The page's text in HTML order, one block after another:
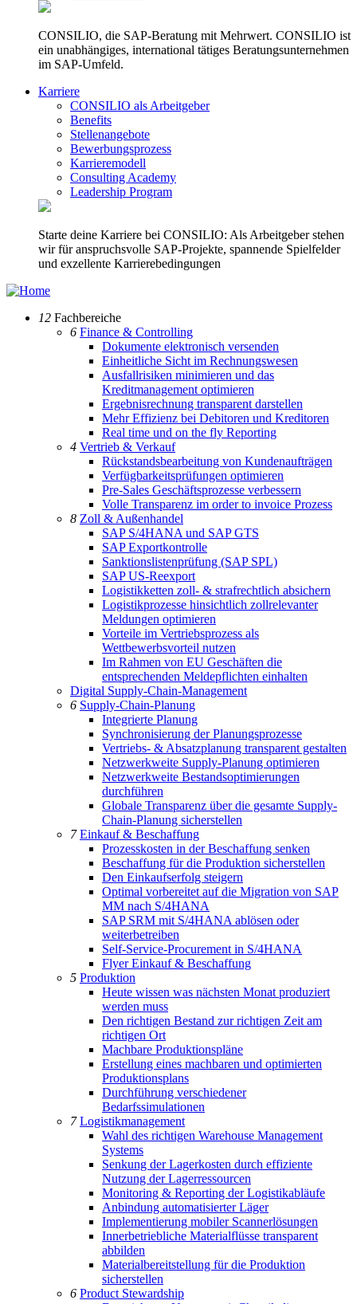
CONSILIO, die SAP-Beratung mit Mehrwert. CONSILIO ist
ein unabhängiges, international tätiges Beratungsunternehmen
im SAP-Umfeld.
Karriere
CONSILIO als Arbeitgeber
Benefits
Stellenangebote
Bewerbungsprozess
Karrieremodell
Consulting Academy
Leadership Program
Starte deine Karriere bei CONSILIO: Als Arbeitgeber stehen
wir für anspruchsvolle SAP-Projekte, spannende Spielfelder
und exzellente Karrierebedingungen
12 Fachbereiche
6 Finance & Controlling
Dokumente elektronisch versenden
Einheitliche Sicht im Rechnungswesen
Ausfallrisiken minimieren und das
Kreditmanagement optimieren
Ergebnisrechnung transparent darstellen
Mehr Effizienz bei Debitoren und Kreditoren
Real time und on the fly Reporting
4 Vertrieb & Verkauf
Rückstandsbearbeitung von Kundenaufträgen
Verfügbarkeitsprüfungen optimieren
Pre-Sales Geschäftsprozesse verbessern
Volle Transparenz im order to invoice Prozess
8 Zoll & Außenhandel
SAP S/4HANA und SAP GTS
SAP Exportkontrolle
Sanktionslistenprüfung (SAP SPL)
SAP US-Reexport
Logistikketten zoll- & strafrechtlich absichern
Logistikprozesse hinsichtlich zollrelevanter
Meldungen optimieren
Vorteile im Vertriebsprozess als
Wettbewerbsvorteil nutzen
Im Rahmen von EU Geschäften die
entsprechenden Meldepflichten einhalten
Digital Supply-Chain-Management
6 Supply-Chain-Planung
Integrierte Planung
Synchronisierung der Planungsprozesse
Vertriebs- & Absatzplanung transparent gestalten
Netzwerkweite Supply-Planung optimieren
Netzwerkweite Bestandsoptimierungen
durchführen
Globale Transparenz über die gesamte Supply-
Chain-Planung sicherstellen
7Einkauf & Beschaffung
Prozesskosten in der Beschaffung senken
Beschaffung für die Produktion sicherstellen
Den Einkaufserfolg steigern
Optimal vorbereitet auf die Migration von SAP
MM nach S/4HANA
SAP SRM mit S/4HANA ablösen oder
weiterbetreiben
Self-Service-Procurement in S/4HANA
Flyer Einkauf & Beschaffung
5 Produktion
Heute wissen was nächsten Monat produziert
werden muss
Den richtigen Bestand zur richtigen Zeit am
richtigen Ort
Machbare Produktionspläne
Erstellung eines machbaren und optimierten
Produktionsplans
Durchführung verschiedener
Bedarfssimulationen
7Logistikmanagement
Wahl des richtigen Warehouse Management
Systems
Senkung der Lagerkosten durch effiziente
Nutzung der Lagerressourcen
Monitoring & Reporting der Logistikabläufe
Anbindung automatisierter Läger
Implementierung mobiler Scannerlösungen
Innerbetriebliche Materialflüsse transparent
abbilden
Materialbereitstellung für die Produktion
sicherstellen
6 Product Stewardship